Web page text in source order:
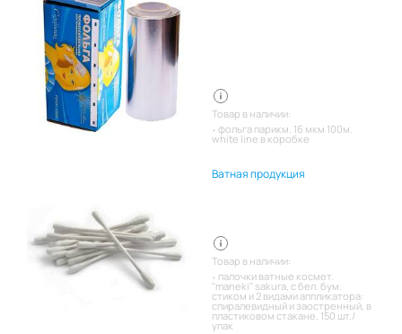
Товар в наличии:
фольга парикм. 16 мкм 100м.
white line в коробке
Ватная продукция
Товар в наличии:
палочки ватные космет.
"maneki" sakura, с бел. бум.
стиком и 2 видами аппликатора:
спиралевидный и заостренный, в
пластиковом стакане, 150 шт./
упак